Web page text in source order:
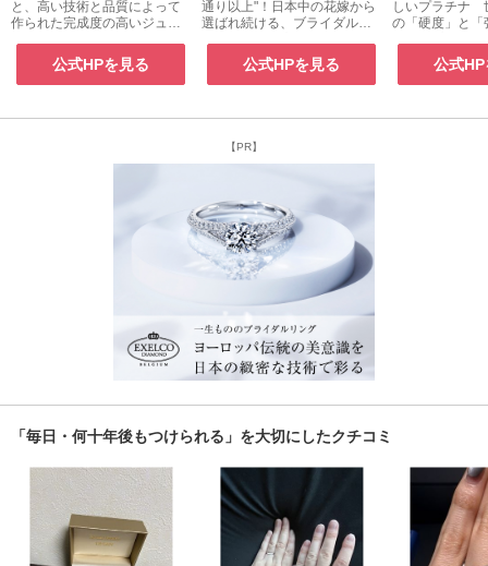
と、高い技術と品質によって
作られた完成度の高いジュエ
公式HPを見る
通り以上"！日本中の花嫁から
選ばれ続ける、ブライダルジ
公式HPを見る
しいプラチナ
の「硬度」と「
公式
【PR】
「毎日・何十年後もつけられる」を大切にしたクチコミ